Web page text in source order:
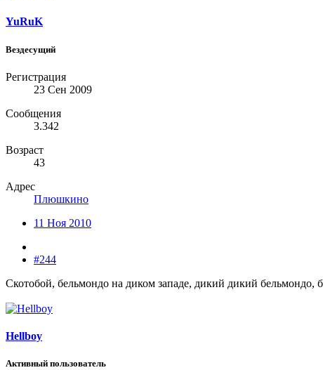
YuRuK
Вездесущий
Регистрация
23 Сен 2009
Сообщения
3.342
Возраст
43
Адрес
Плюшкино
11 Ноя 2010
#244
Скотобой, бельмондо на диком западе, дикий дикий бельмондо,
Hellboy
Активный пользователь